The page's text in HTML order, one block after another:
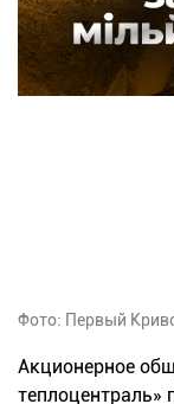
Фото: Первый
Акционерное
теплоцентраль»